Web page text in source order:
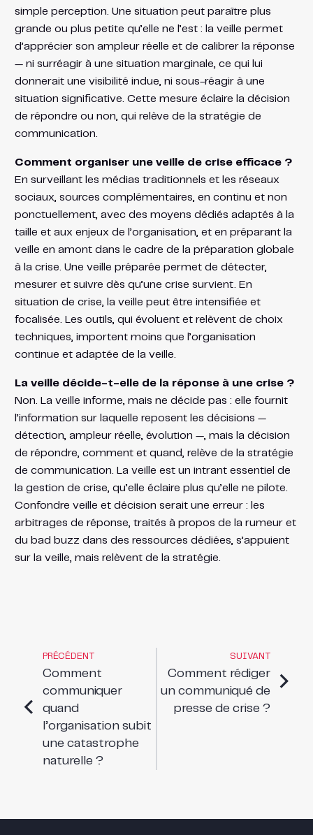
simple perception. Une situation peut paraître plus
grande ou plus petite qu’elle ne l’est : la veille permet
d’apprécier son ampleur réelle et de calibrer la réponse
— ni surréagir à une situation marginale, ce qui lui
donnerait une visibilité indue, ni sous-réagir à une
situation significative. Cette mesure éclaire la décision
de répondre ou non, qui relève de la stratégie de
communication.
Comment organiser une veille de crise efficace ?
En surveillant les médias traditionnels et les réseaux
sociaux, sources complémentaires, en continu et non
ponctuellement, avec des moyens dédiés adaptés à la
taille et aux enjeux de l’organisation, et en préparant la
veille en amont dans le cadre de la préparation globale
à la crise. Une veille préparée permet de détecter,
mesurer et suivre dès qu’une crise survient. En
situation de crise, la veille peut être intensifiée et
focalisée. Les outils, qui évoluent et relèvent de choix
techniques, importent moins que l’organisation
continue et adaptée de la veille.
La veille décide-t-elle de la réponse à une crise ?
Non. La veille informe, mais ne décide pas : elle fournit
l’information sur laquelle reposent les décisions —
détection, ampleur réelle, évolution —, mais la décision
de répondre, comment et quand, relève de la stratégie
de communication. La veille est un intrant essentiel de
la gestion de crise, qu’elle éclaire plus qu’elle ne pilote.
Confondre veille et décision serait une erreur : les
arbitrages de réponse, traités à propos de la rumeur et
du bad buzz dans des ressources dédiées, s’appuient
sur la veille, mais relèvent de la stratégie.
PRÉCÉDENT
Comment
communiquer
quand
l’organisation subit
une catastrophe
naturelle ?
SUIVANT
Comment rédiger
un communiqué de
presse de crise ?